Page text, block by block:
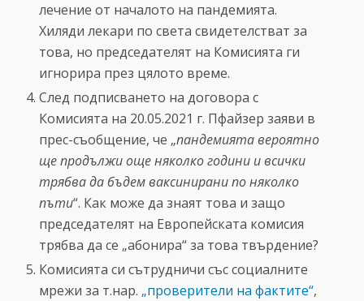
лечение от началото на пандемията.
Хиляди лекари по света свидетелстват за
това, но председателят на Комисията ги
игнорира през цялото време.
След подписването на договора с
Комисията на 20.05.2021 г. Пфайзер заяви в
прес-съобщение, че „пандемията вероятно
ще продължи още няколко години и всички
трябва да бъдем ваксинирани по няколко
пъти“. Как може да знаят това и защо
председателят на Европейската комисия
трябва да се „абонира“ за това твърдение?
Комисията си сътрудничи със социалните
мрежи за т.нар. „проверители на фактите“,